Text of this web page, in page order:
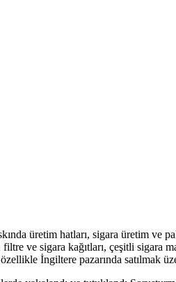
üretim hatları, sigara üretim ve
ve sigara kağıtları, çeşitli sigara
İngiltere pazarında satılmak